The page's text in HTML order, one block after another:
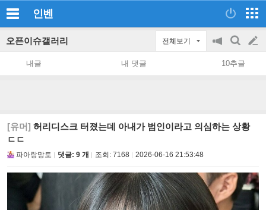
인벤
오픈이슈갤러리 전체보기
공
지
on/off
검
색
글
쓰
내글 내 댓글 10추글
[유머] 허리디스크 터졌는데 아내가 범인이라고 의심하는 상황
ㄷㄷ
파아랑망토 댓글: 9 개 조회: 7168 2026-06-16 21:53:48